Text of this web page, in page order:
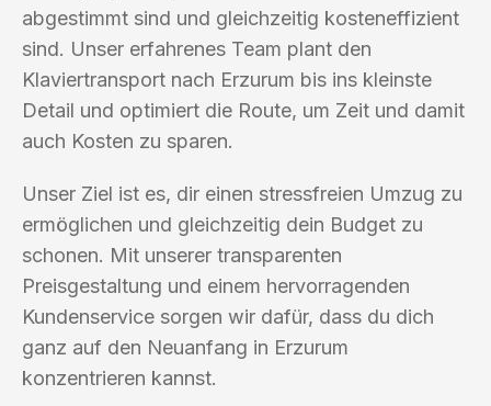
abgestimmt sind und gleichzeitig kosteneffizient
sind. Unser erfahrenes Team plant den
Klaviertransport nach Erzurum bis ins kleinste
Detail und optimiert die Route, um Zeit und damit
auch Kosten zu sparen.
Unser Ziel ist es, dir einen stressfreien Umzug zu
ermöglichen und gleichzeitig dein Budget zu
schonen. Mit unserer transparenten
Preisgestaltung und einem hervorragenden
Kundenservice sorgen wir dafür, dass du dich
ganz auf den Neuanfang in Erzurum
konzentrieren kannst.